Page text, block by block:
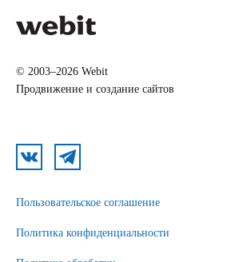
© 2003–2026 Webit
Продвижение и создание сайтов
Пользовательское соглашение
Политика конфиденциальности